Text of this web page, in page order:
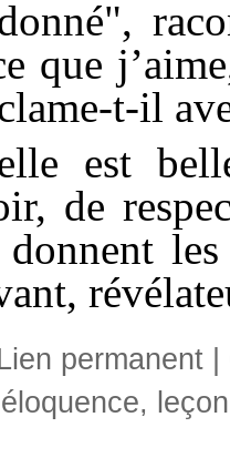
que
t-il
est
de
donnent
permanent
éloquence,